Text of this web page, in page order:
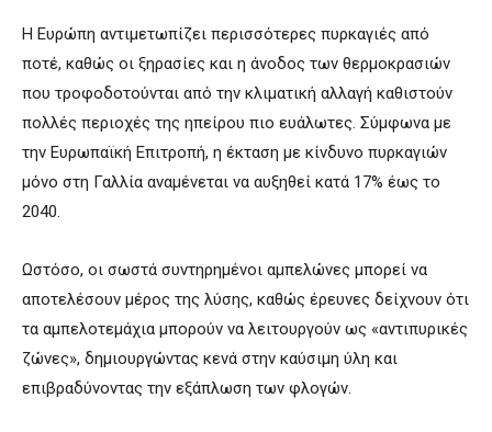
Η Ευρώπη αντιμετωπίζει περισσότερες πυρκαγιές από
ποτέ, καθώς οι ξηρασίες και η άνοδος των θερμοκρασιών
που τροφοδοτούνται από την κλιματική αλλαγή καθιστούν
πολλές περιοχές της ηπείρου πιο ευάλωτες. Σύμφωνα με
την Ευρωπαϊκή Επιτροπή, η έκταση με κίνδυνο πυρκαγιών
μόνο στη Γαλλία αναμένεται να αυξηθεί κατά 17% έως το
2040.
Ωστόσο, οι σωστά συντηρημένοι αμπελώνες μπορεί να
αποτελέσουν μέρος της λύσης, καθώς έρευνες δείχνουν ότι
τα αμπελοτεμάχια μπορούν να λειτουργούν ως «αντιπυρικές
ζώνες», δημιουργώντας κενά στην καύσιμη ύλη και
επιβραδύνοντας την εξάπλωση των φλογών.